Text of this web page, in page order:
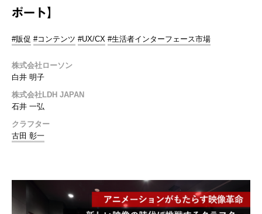
ポート】
#販促 #コンテンツ #UX/CX #生活者インターフェース市場
株式会社ローソン
白井 明子
株式会社LDH JAPAN
石井 一弘
クラフター
古田 彰一